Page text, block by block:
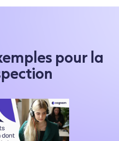
pour la